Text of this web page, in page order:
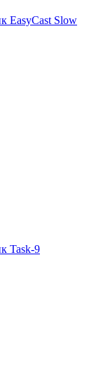
EasyCast Slow
Task-9